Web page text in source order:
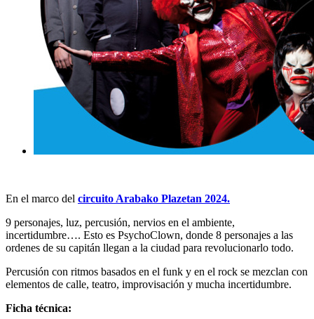
En el marco del circuito Arabako Plazetan 2024.
9 personajes, luz, percusión, nervios en el ambiente,
incertidumbre…. Esto es PsychoClown, donde 8 personajes a las
ordenes de su capitán llegan a la ciudad para revolucionarlo todo.
Percusión con ritmos basados en el funk y en el rock se mezclan con
elementos de calle, teatro, improvisación y mucha incertidumbre.
Ficha técnica: